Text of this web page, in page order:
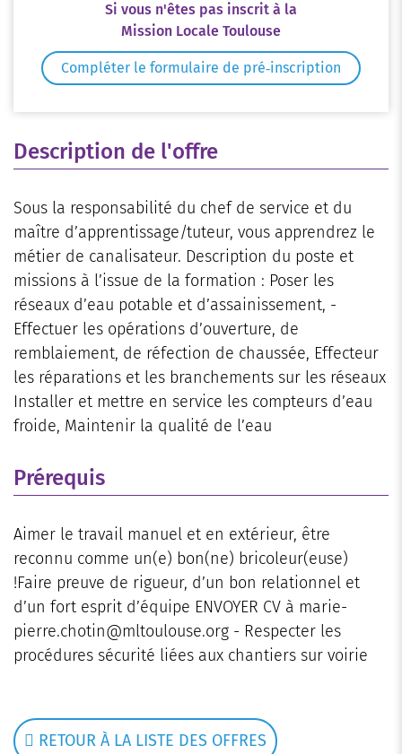
Description de l'offre
Sous la responsabilité du chef de service et du
maître d’apprentissage/tuteur, vous apprendrez le
métier de canalisateur. Description du poste et
missions à l’issue de la formation : Poser les
réseaux d’eau potable et d’assainissement, -
Effectuer les opérations d’ouverture, de
remblaiement, de réfection de chaussée, Effecteur
les réparations et les branchements sur les réseaux
Installer et mettre en service les compteurs d’eau
froide, Maintenir la qualité de l’eau
Prérequis
Aimer le travail manuel et en extérieur, être
reconnu comme un(e) bon(ne) bricoleur(euse)
!Faire preuve de rigueur, d’un bon relationnel et
d’un fort esprit d’équipe ENVOYER CV à marie-
pierre.chotin@mltoulouse.org - Respecter les
procédures sécurité liées aux chantiers sur voirie
RETOUR À LA LISTE DES OFFRES
Si vous n'êtes pas inscrit à la
Mission Locale Toulouse
Compléter le formulaire de pré‑inscription